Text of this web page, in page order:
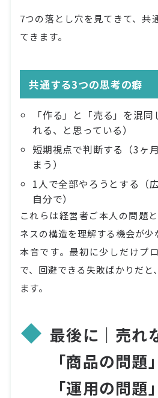
7つの落とし穴を見てきて、共
てきます。
共通する3つの思考の癖
「作る」と「売る」を混
れる、と思っている）
短期視点で判断する（3ヶ
まう）
1人で全部やろうとする（
自分で）
これらは経営者ご本人の問題
ネスの構造を理解する機会が少
本音です。最初に少しだけプ
で、回避できる失敗ばかりだと
ます。
最後に｜売れ
「商品の問題
「運用の問題」